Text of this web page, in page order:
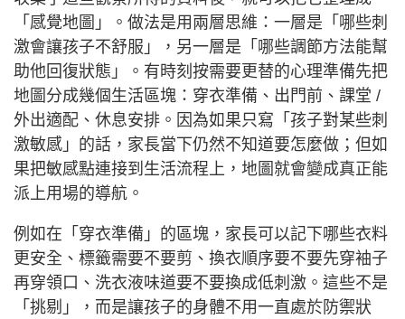
「感覺地圖」。做法是用兩層思維：一層是「哪些刺
激會讓孩子不舒服」，另一層是「哪些調節方法能幫
助他回復狀態」。有時刻按需要更替的心理準備先把
地圖分成幾個生活區塊：穿衣準備、出門前、課堂 /
外出適配、休息安排。因為如果只寫「孩子對某些刺
激敏感」的話，家長當下仍然不知道要怎麼做；但如
果把敏感點連接到生活流程上，地圖就會變成真正能
派上用場的導航。
例如在「穿衣準備」的區塊，家長可以記下哪些衣料
更安全、標籤需要不要剪、換衣順序要不要先穿袖子
再穿領口、洗衣液味道要不要換成低刺激。這些不是
「挑剔」，而是讓孩子的身體不用一直處於防禦狀